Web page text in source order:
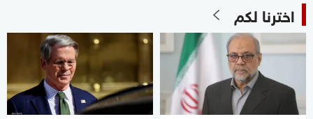
اخترنا لكم